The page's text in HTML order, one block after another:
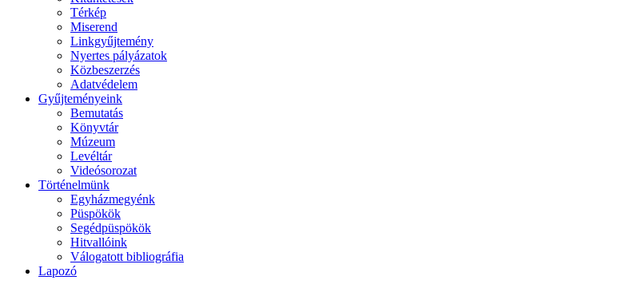
Térkép
Miserend
Linkgyűjtemény
Nyertes pályázatok
Közbeszerzés
Adatvédelem
Gyűjteményeink
Bemutatás
Könyvtár
Múzeum
Levéltár
Videósorozat
Történelmünk
Egyházmegyénk
Püspökök
Segédpüspökök
Hitvallóink
Válogatott bibliográfia
Lapozó